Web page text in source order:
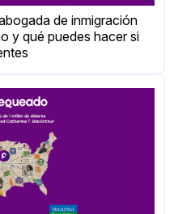
de inmigración
y qué puedes hacer si